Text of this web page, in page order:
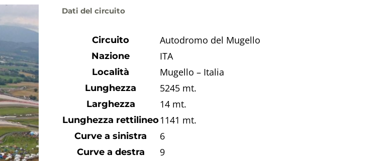
Dati del circuito
Circuito Autodromo del Mugello
Nazione ITA
Località Mugello – Italia
Lunghezza 5245 mt.
Larghezza 14 mt.
Lunghezza rettilineo1141 mt.
Curve a sinistra 6
Curve a destra 9